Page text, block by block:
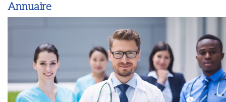
Annuaire